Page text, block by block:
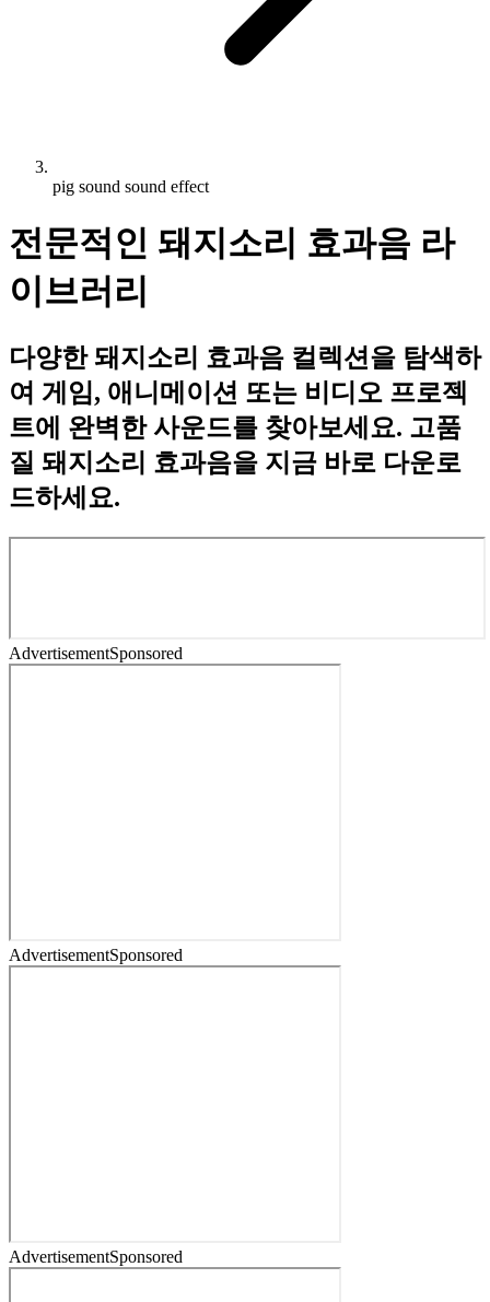
pig sound sound effect
전문적인 돼지소리 효과음 라
이브러리
다양한 돼지소리 효과음 컬렉션을 탐색하
여 게임, 애니메이션 또는 비디오 프로젝
트에 완벽한 사운드를 찾아보세요. 고품
질 돼지소리 효과음을 지금 바로 다운로
드하세요.
AdvertisementSponsored
AdvertisementSponsored
AdvertisementSponsored